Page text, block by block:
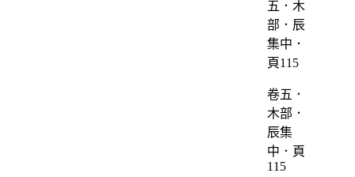
卷五．
木部．
辰集
中．頁
115